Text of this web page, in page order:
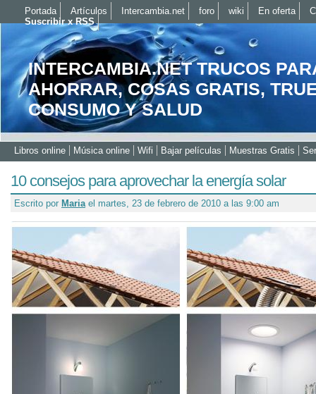
INTERCAMBIA.NET TRUCOS
AHORRAR, COSAS GRATIS,
CONSUMO Y SALUD
Libros online Música online Wifi Bajar películas Muestras Gratis
10 consejos para aprovechar la energía solar
Escrito por Mariael martes, 23 de febrero de 2010 a las 9:00 am
Portada Artículos Intercambia.net foro wiki En oferta
Suscribir x RSS